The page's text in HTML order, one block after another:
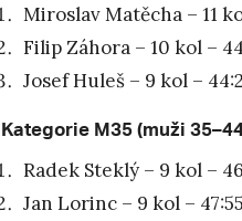
Miroslav Matěcha – 11
Filip Záhora – 10 kol –
Josef Huleš – 9 kol –
Kategorie M35 (muži
Radek Steklý – 9 kol –
Jan Lorinc – 9 kol –